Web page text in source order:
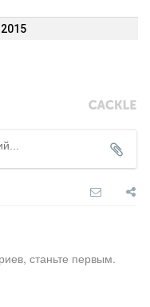
станьте первым.